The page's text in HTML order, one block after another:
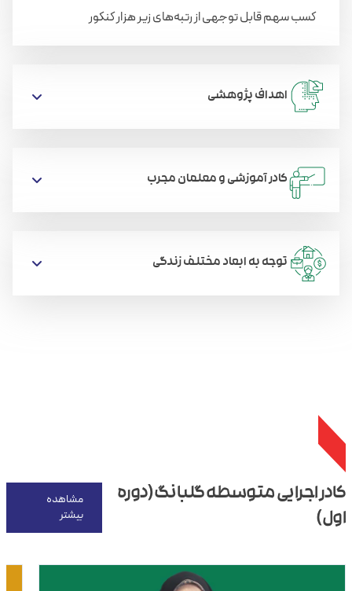
کسب سهم قابل توجهی از رتبه‌های زیر هزار کنکور
اهداف پژوهشی
کادر آموزشی و معلمان مجرب
توجه به ابعاد مختلف زندگی
کادر اجرایی متوسطه گلبانگ(دوره
اول)
مشاهده
بیشتر